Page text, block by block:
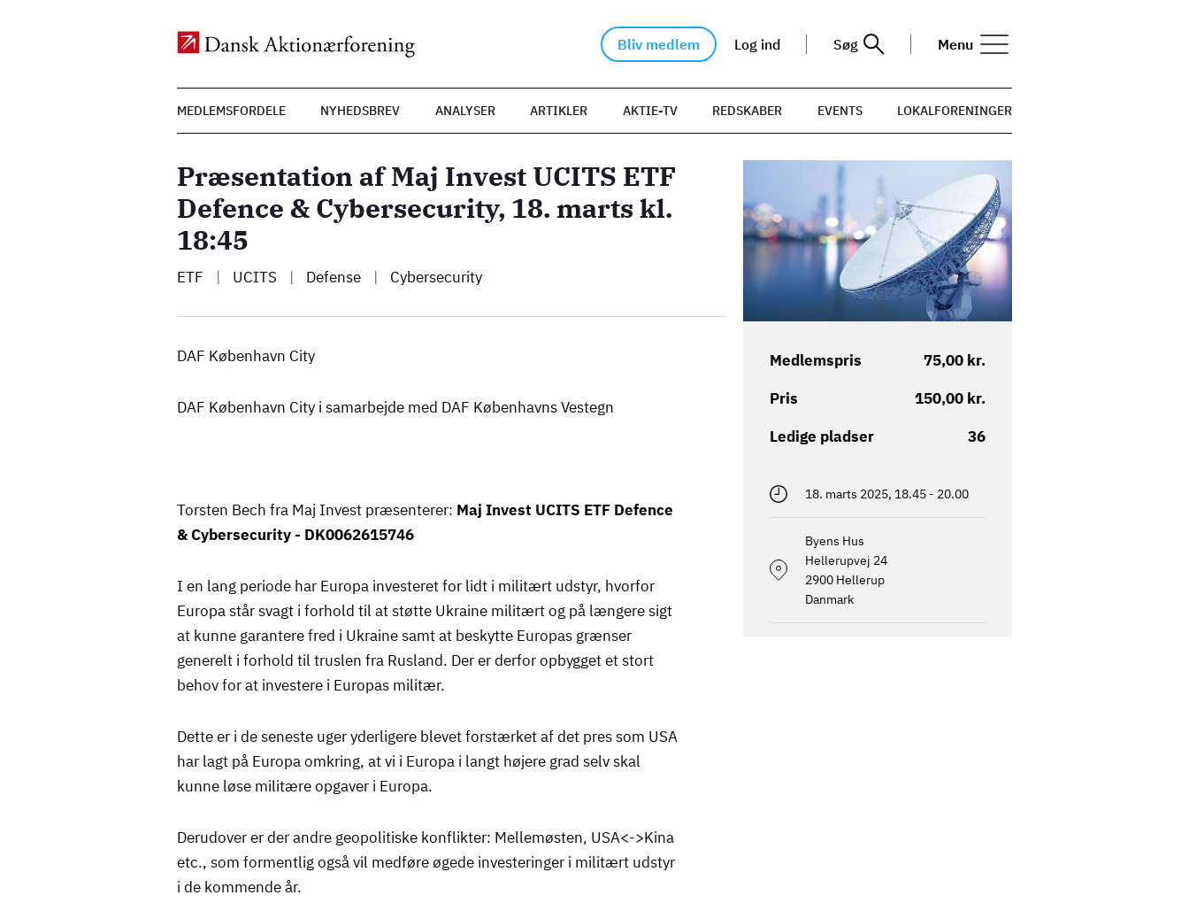
Bliv medlem Log ind Søg Menu
MEDLEMSFORDELE NYHEDSBREV ANALYSER ARTIKLER AKTIE-TV REDSKABER EVENTS LOKALFORENINGER
Præsentation af Maj Invest UCITS ETF
Defence & Cybersecurity, 18. marts kl.
18:45
ETF | UCITS | Defense | Cybersecurity
DAF København City
DAF København City i samarbejde med DAF Københavns Vestegn
Torsten Bech fra Maj Invest præsenterer: Maj Invest UCITS ETF Defence
& Cybersecurity - DK0062615746
I en lang periode har Europa investeret for lidt i militært udstyr, hvorfor
Europa står svagt i forhold til at støtte Ukraine militært og på længere sigt
at kunne garantere fred i Ukraine samt at beskytte Europas grænser
generelt i forhold til truslen fra Rusland. Der er derfor opbygget et stort
behov for at investere i Europas militær.
Dette er i de seneste uger yderligere blevet forstærket af det pres som USA
har lagt på Europa omkring, at vi i Europa i langt højere grad selv skal
kunne løse militære opgaver i Europa.
Derudover er der andre geopolitiske konflikter: Mellemøsten, USA<->Kina
etc., som formentlig også vil medføre øgede investeringer i militært udstyr
i de kommende år.
Medlemspris
75,00 kr.
Pris
150,00 kr.
Ledige pladser
36
18. marts 2025, 18.45- 20.00
Byens Hus
Hellerupvej 24
2900 Hellerup
Danmark